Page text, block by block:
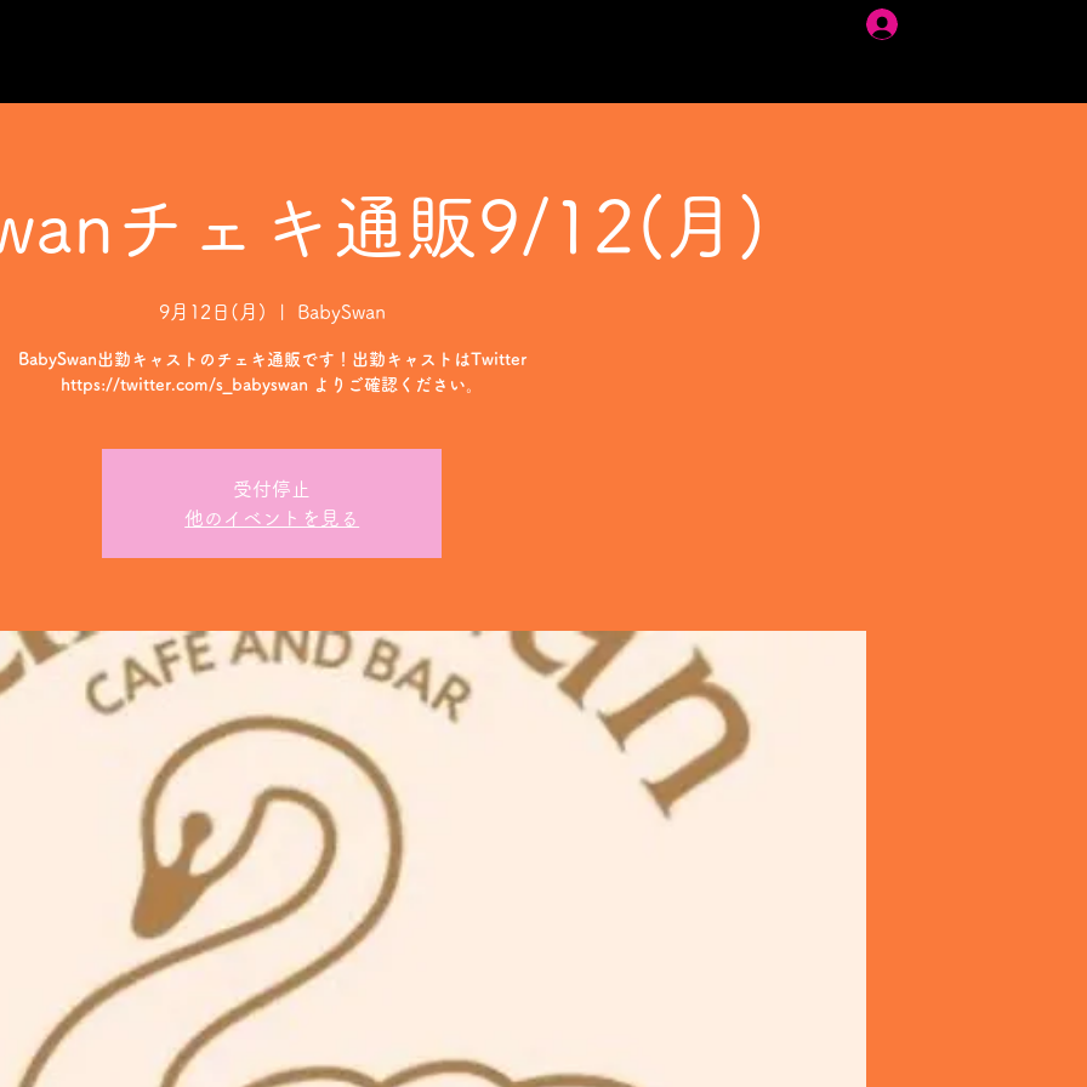
チェキ通販9/12(月)
9月12日(月) BabySwan
BabySwan出勤キャストのチェキ通販です！出勤キャストはTwitter
https://twitter.com/s_babyswan よりご確認ください。
受付停止
他のイベントを見る